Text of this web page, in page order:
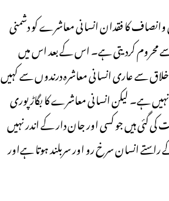
کا فقدان انسانی معاشرے کو دشمنی
محروم کردیتی ہے۔ اس کے بعد اس میں
سے عاری انسانی معاشرہ درندوں سے کہیں
ہے۔ لیکن انسانی معاشرے کا بگاڑ پوری
گئی ہیں جو کسی اور جان دار کے اندر نہیں
انسان سرخ رو اور سربلند ہوتا ہےاور